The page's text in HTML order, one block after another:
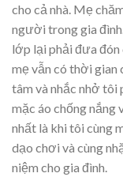
cho cả nhà. Mẹ
người trong gia
lớp lại phải đưa
mẹ vẫn có thời gian
tâm và nhắc nhở tôi
mặc áo chống nắng
nhất là khi tôi cùng
dạo chơi và cùng
niệm cho gia đình.